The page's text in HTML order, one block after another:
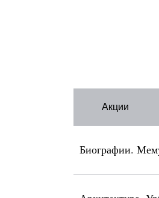
Акции
Биографии.